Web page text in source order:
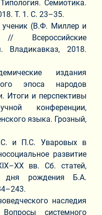
Семиотика.
Т. 1. С. 23–35.
(В.Ф. Миллер и
Всероссийские
Владикавказ, 2018.
издания
эпоса народов
Итоги и перспективы
конференции,
языка. Грозный,
и П.С. Уваровых в
развитие
вв. Сб. статей,
дня рождения Б.А.
наследия
системного